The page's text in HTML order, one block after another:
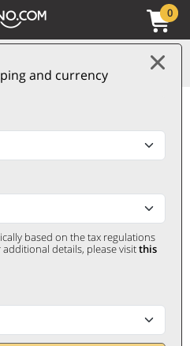
and currency
based on the tax regulations
details, please visitthis
0